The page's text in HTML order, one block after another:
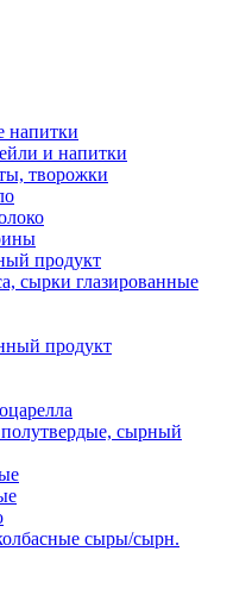
напитки
и напитки
творожки
продукт
сырки глазированные
продукт
сырный
сыры/сырн.